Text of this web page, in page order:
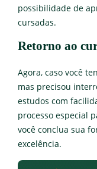
possibilidade de
cursadas.
Retorno ao
Agora, caso você
mas precisou
estudos com
processo especial
você conclua sua
excelência.